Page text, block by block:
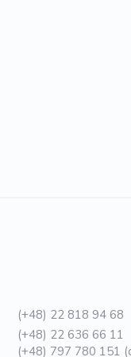
(+48) 22 818 94 68
(+48) 22 636 66 11
(+48) 797 780 151